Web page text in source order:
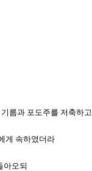
름과 포도주를 저축하고
게 속하였더라
아오되